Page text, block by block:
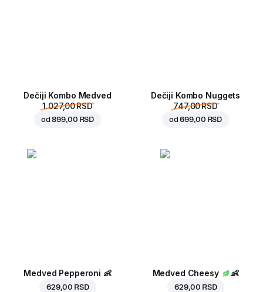
Dečiji Kombo Medved
1.027,00 RSD
od899,00 RSD
Dečiji Kombo Nuggets
747,00 RSD
od699,00 RSD
Medved Pepperoni 👶
629,00 RSD
Medved Cheesy 👶
629,00 RSD